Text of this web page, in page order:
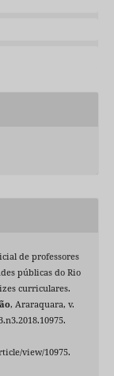
de professores
públicas do Rio
curriculares.
, Araraquara, v.
view/10975.